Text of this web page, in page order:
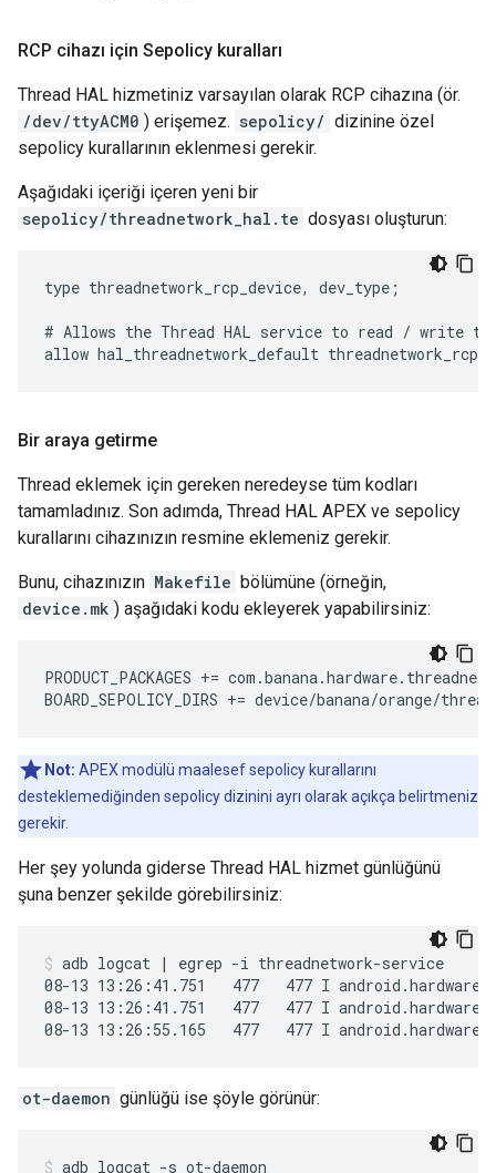
RCP cihazı için Sepolicy kuralları
Thread HAL hizmetiniz varsayılan olarak RCP cihazına (ör.
/dev/ttyACM0 ) erişemez. sepolicy/ dizinine özel
sepolicy kurallarının eklenmesi gerekir.
Aşağıdaki içeriği içeren yeni bir
sepolicy/threadnetwork_hal.te dosyası oluşturun:
type threadnetwork_rcp_device, dev_type;
# Allows the Thread HAL service to read / write the
Bir araya getirme
Thread eklemek için gereken neredeyse tüm kodları
tamamladınız. Son adımda, Thread HAL APEX ve sepolicy
kurallarını cihazınızın resmine eklemeniz gerekir.
Bunu, cihazınızın Makefile bölümüne (örneğin,
device.mk ) aşağıdaki kodu ekleyerek yapabilirsiniz:
PRODUCT_PACKAGES +=
BOARD_SEPOLICY_DIRS += device/banana/orange/
Not: APEX modülü maalesef sepolicy kurallarını
desteklemediğinden sepolicy dizinini ayrı olarak açıkça belirtmeniz
gerekir.
Her şey yolunda giderse Thread HAL hizmet günlüğünü
şuna benzer şekilde görebilirsiniz:
adb logcat | egrep -i threadnetwork-service
08-13 13:26:41.751   477   477 I
08-13 13:26:41.751   477   477 I
08-13 13:26:55.165   477   477 I
ot-daemon günlüğü ise şöyle görünür:
adb logcat -s ot-daemon